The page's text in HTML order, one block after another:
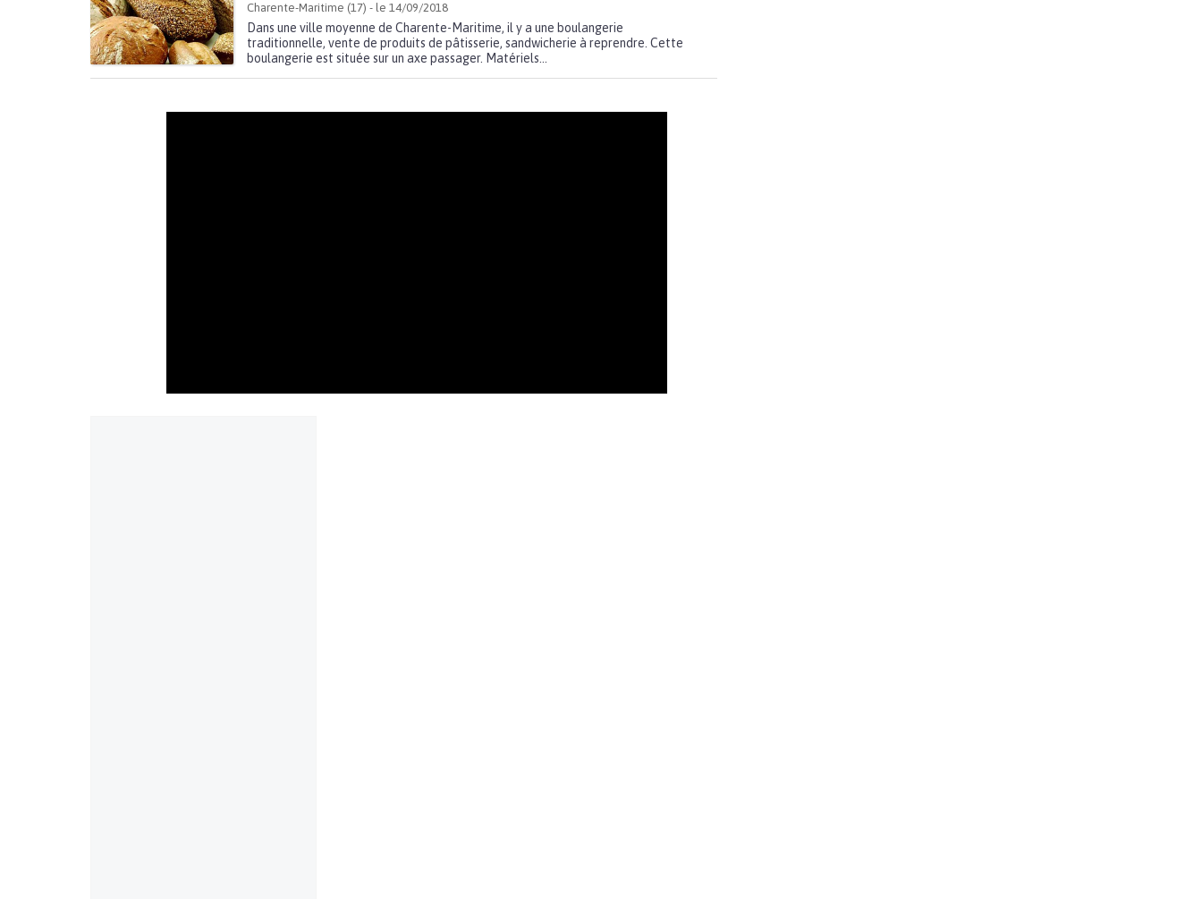
Charente-Maritime (17) - le 14/09/2018
Dans une ville moyenne de Charente-Maritime, il y a une boulangerie
traditionnelle, vente de produits de pâtisserie, sandwicherie à reprendre. Cette
boulangerie est située sur un axe passager. Matériels...